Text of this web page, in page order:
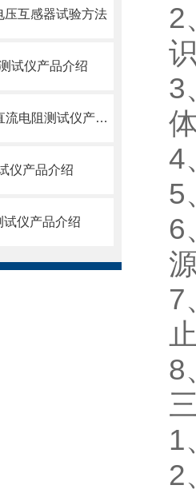
压互感器试验方法
试仪产品介绍
BZHC-3385变压器直流电阻测试仪产品介绍
仪产品介绍
仪产品介绍
2
3
4
5
6
7
8
1
2